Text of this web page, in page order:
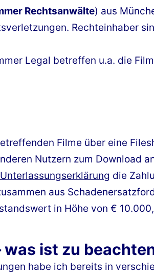
Rechtsanwälte) aus
Rechteinhaber
Legal betreffen u.a. die
Filme über eine
Nutzern zum Download
Unterlassungserklärung die
aus
in Höhe von €
was ist zu
habe ich bereits in